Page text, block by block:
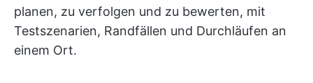
planen, zu verfolgen und zu bewerten, mit
Testszenarien, Randfällen und Durchläufen an
einem Ort.